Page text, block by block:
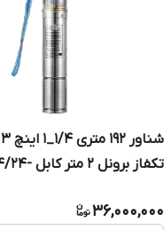
آبدهی بالا تک فاز
36,000,000